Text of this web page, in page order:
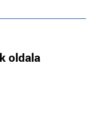
oldala